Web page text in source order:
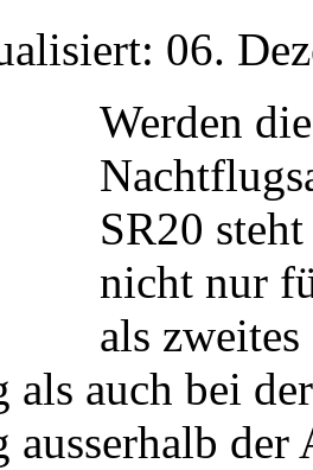
06.
Werden
SR20
nicht nur
als
als auch bei
der